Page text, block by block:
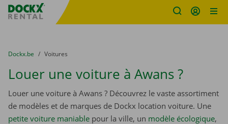
sitename
You are here:
du
Dockx.be to
Voitures
Louer une voiture à Awans ?
Louer une voiture à Awans ? Découvrez le vaste assortiment
de modèles et de marques de Dockx location voiture. Une
petite voiture maniable pour la ville, un modèle écologique,